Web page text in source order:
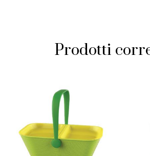
Prodotti